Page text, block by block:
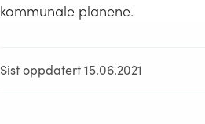
kommunale planene.
Sist oppdatert 15.06.2021